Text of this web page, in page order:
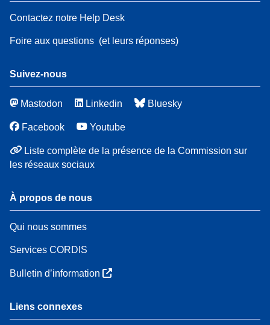
Contactez notre Help Desk
Foire aux questions (et leurs réponses)
Suivez-nous
Mastodon Linkedin Bluesky
Facebook Youtube
Liste complète de la présence de la Commission sur
les réseaux sociaux
À propos de nous
Qui nous sommes
Services CORDIS
Bulletin d’information
Liens connexes